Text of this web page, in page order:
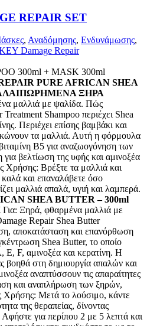
REPAIR SET
, Αναδόμησης, Ενδυνάμωσης,
Damage Repair
300ml + MASK 300ml
PURE AFRICAN SHEA
ΞΗΡΑ
μαλλιά με ψαλίδα. Πώς
Shampoo περιέχει Shea
Περιέχει επίσης βαμβάκι και
τα μαλλιά. Αυτή η φόρμουλα
Β5 για αναζωογόνηση των
βελτίωση της υφής και αμινοξέα
Χρήσης: Βρέξτε τα μαλλιά και
και επαναλάβετε όσο
μαλλιά απαλά, υγιή και λαμπερά.
SHEA BUTTER – 300ml
Για: Ξηρά, φθαρμένα μαλλιά με
Repair Shea Butter
αποκατάσταση και επανόρθωση
Shea Butter, το οποίο
E, F, αμινοξέα και κερατίνη. Η
βοηθά στη δημιουργία απαλών και
αναπτύσσουν τις απαραίτητες
και αναπλήρωση των ξηρών,
Μετά το λούσιμο, κάντε
της θεραπείας, δίνοντας
Αφήστε για περίπου 2 με 5 λεπτά και